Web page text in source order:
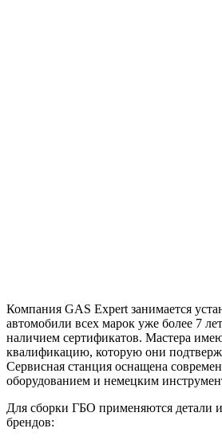
Компания GAS Expert занимается
автомобили всех марок уже более 7
наличием сертификатов. Мастера
квалификацию, которую они
Сервисная станция оснащена
оборудованием и немецким
Для сборки ГБО применяются детали
брендов: